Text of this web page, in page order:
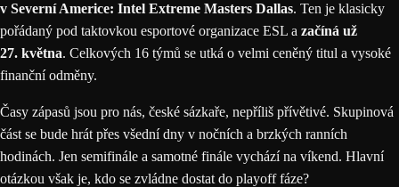
v Severní Americe: Intel Extreme Masters Dallas. Ten je klasicky
pořádaný pod taktovkou esportové organizace ESL a začíná už
27. května. Celkových 16 týmů se utká o velmi ceněný titul a vysoké
finanční odměny.
Časy zápasů jsou pro nás, české sázkaře, nepříliš přívětivé. Skupinová
část se bude hrát přes všední dny v nočních a brzkých ranních
hodinách. Jen semifinále a samotné finále vychází na víkend. Hlavní
otázkou však je, kdo se zvládne dostat do playoff fáze?